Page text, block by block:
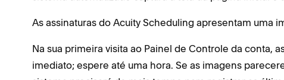
As assinaturas do Acuity Scheduling apresentam uma
Na sua primeira visita ao Painel de Controle da conta,
imediato; espere até uma hora. Se as imagens